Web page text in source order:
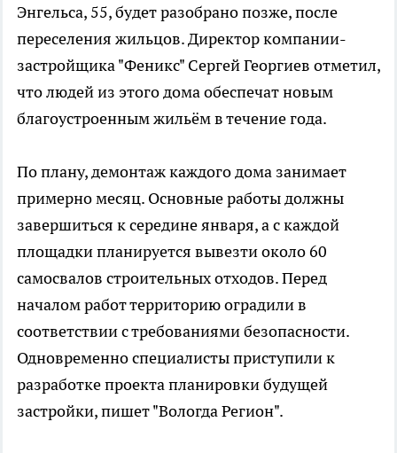
Энгельса, 55, будет разобрано позже, после
переселения жильцов. Директор компании-
застройщика "Феникс" Сергей Георгиев отметил,
что людей из этого дома обеспечат новым
благоустроенным жильём в течение года.
По плану, демонтаж каждого дома занимает
примерно месяц. Основные работы должны
завершиться к середине января, а с каждой
площадки планируется вывезти около 60
самосвалов строительных отходов. Перед
началом работ территорию оградили в
соответствии с требованиями безопасности.
Одновременно специалисты приступили к
разработке проекта планировки будущей
застройки, пишет "Вологда Регион".